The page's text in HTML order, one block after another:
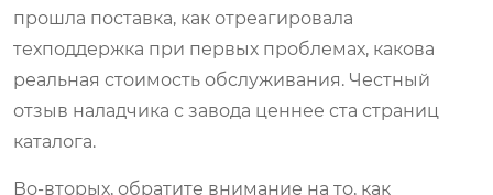
прошла поставка, как отреагировала
техподдержка при первых проблемах, какова
реальная стоимость обслуживания. Честный
отзыв наладчика с завода ценнее ста страниц
каталога.
Во-вторых, обратите внимание на то, как